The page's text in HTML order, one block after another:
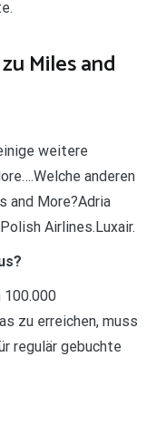
Miles and
weitere
anderen
and More?Adria
Airlines.Luxair.
100.000
zu erreichen, muss
regulär gebuchte